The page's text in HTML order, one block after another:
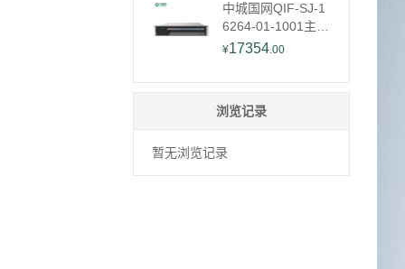
中城国网QIF-SJ-1
6264-01-1001主站
管理主机
¥17354.00
浏览记录
暂无浏览记录